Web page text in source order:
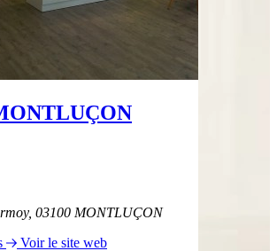
03100 MONTLUÇON
Voir le site web